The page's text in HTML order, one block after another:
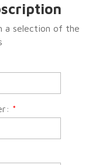
a selection of the
*